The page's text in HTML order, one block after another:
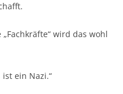
wird das wohl
ein Nazi.“